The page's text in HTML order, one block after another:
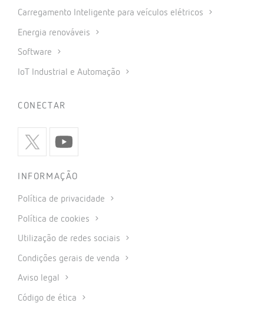
Carregamento Inteligente para veículos elétricos
Energia renováveis
Software
IoT Industrial e Automação
CONECTAR
INFORMAÇÃO
Política de privacidade
Política de cookies
Utilização de redes sociais
Condições gerais de venda
Aviso legal
Código de ética